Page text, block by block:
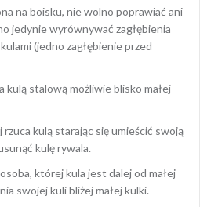
na boisku, nie wolno poprawiać ani
jedynie wyrównywać zagłębienia
(jedno zagłębienie przed
kulą stalową możliwie blisko małej
kulą starając się umieścić swoją
kulę rywala.
której kula jest dalej od małej
swojej kuli bliżej małej kulki.